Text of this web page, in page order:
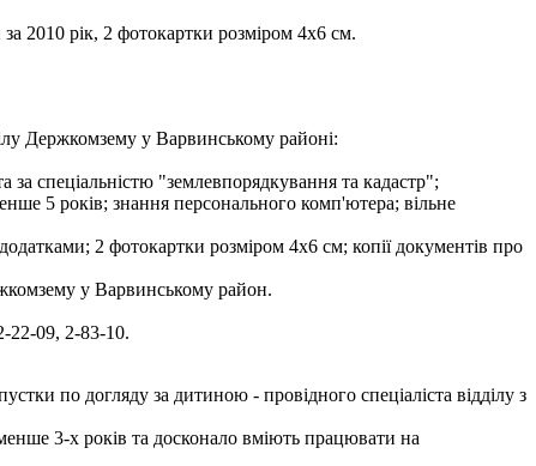
2010 рік, 2 фотокартки розміром 4х6 см.
Держкомзему у Варвинському районі:
за спеціальністю "землевпорядкування та кадастр";
5 років; знання персонального комп'ютера; вільне
2 фотокартки розміром 4х6 см; копії документів про
у Варвинському район.
22-09, 2-83-10.
по догляду за дитиною - провідного спеціаліста відділу з
3-х років та досконало вміють працювати на